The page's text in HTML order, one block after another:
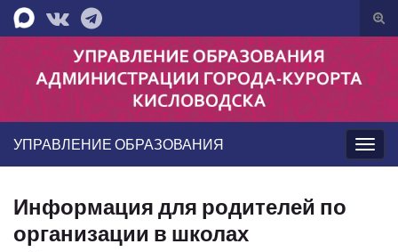
Вкл/
Search for:
Вкл/
выкл
УПРАВЛЕНИЕ ОБРАЗОВАНИЯ
Информация для родителей по
организации в школах